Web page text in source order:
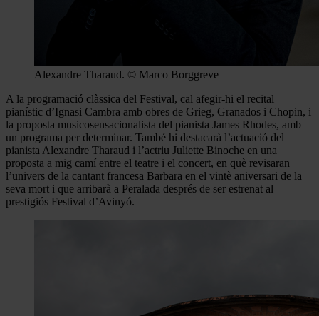
Alexandre Tharaud. © Marco Borggreve
A la programació clàssica del Festival, cal afegir-hi el recital
pianístic d’Ignasi Cambra amb obres de Grieg, Granados i Chopin, i
la proposta musicosensacionalista del pianista James Rhodes, amb
un programa per determinar. També hi destacarà l’actuació del
pianista Alexandre Tharaud i l’actriu Juliette Binoche en una
proposta a mig camí entre el teatre i el concert, en què revisaran
l’univers de la cantant francesa Barbara en el vintè aniversari de la
seva mort i que arribarà a Peralada després de ser estrenat al
prestigiós Festival d’Avinyó.